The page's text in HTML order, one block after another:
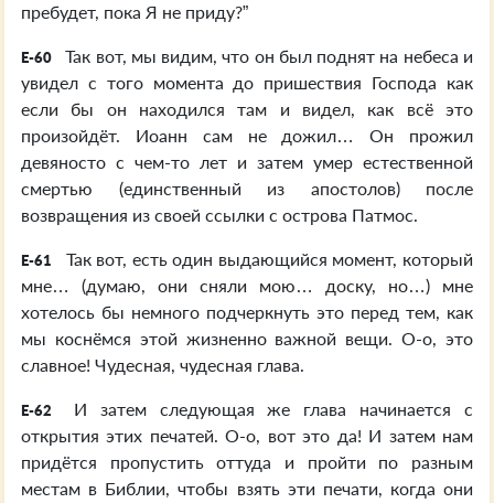
пребудет, пока Я не приду?”
E-60
Так вот, мы видим, что он был поднят на небеса и
увидел с того момента до пришествия Господа как
если бы он находился там и видел, как всё это
произойдёт. Иоанн сам не дожил… Он прожил
девяносто с чем-то лет и затем умер естественной
смертью (единственный из апостолов) после
возвращения из своей ссылки с острова Патмос.
E-61
Так вот, есть один выдающийся момент, который
мне… (думаю, они сняли мою… доску, но…) мне
хотелось бы немного подчеркнуть это перед тем, как
мы коснёмся этой жизненно важной вещи. О-о, это
славное! Чудесная, чудесная глава.
E-62
И затем следующая же глава начинается с
открытия этих печатей. О-о, вот это да! И затем нам
придётся пропустить оттуда и пройти по разным
местам в Библии, чтобы взять эти печати, когда они